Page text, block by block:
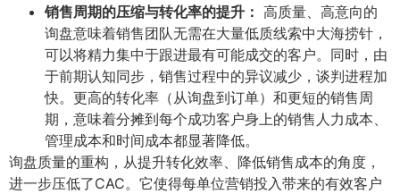
销售周期的压缩与转化率的提升：​ 高质量、高意向的
询盘意味着销售团队无需在大量低质线索中大海捞针，
可以将精力集中于跟进最有可能成交的客户。同时，由
于前期认知同步，销售过程中的异议减少，谈判进程加
快。更高的转化率（从询盘到订单）和更短的销售周
期，意味着分摊到每个成功客户身上的销售人力成本、
管理成本和时间成本都显著降低。
询盘质量的重构，从提升转化效率、降低销售成本的角度，
进一步压低了CAC。它使得每单位营销投入带来的有效客户